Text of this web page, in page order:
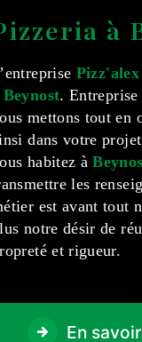
pizzeria à
L’entreprise Pizz'alex
Beynost. Entreprise
mettons tout en
dans votre
habitez à
les
est avant tout
notre désir de
et rigueur.
En